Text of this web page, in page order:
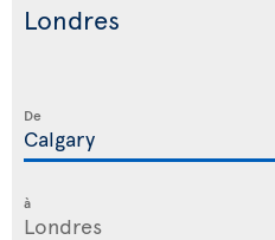
Londres
De
à